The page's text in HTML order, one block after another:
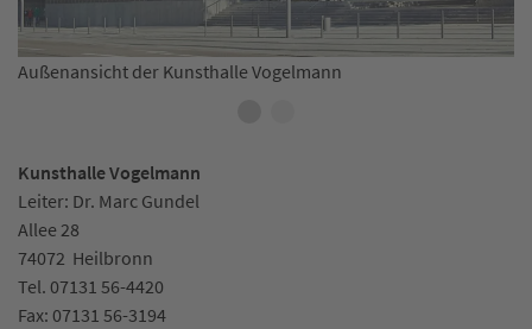
Außenansicht der Kunsthalle Vogelmann
Kunsthalle Vogelmann
Leiter: Dr. Marc Gundel
Allee 28
74072 Heilbronn
Tel. 07131 56-4420
Fax: 07131 56-3194